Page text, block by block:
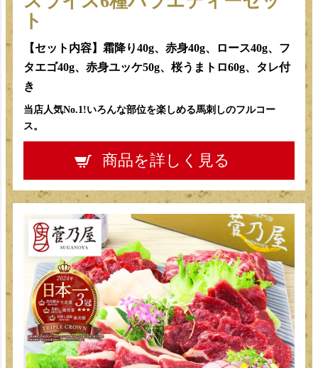
ト
【セット内容】霜降り40g、赤身40g、ロース40g、フ
タエゴ40g、赤身ユッケ50g、桜うまトロ60g、タレ付
き
当店人気No.1!いろんな部位を楽しめる馬刺しのフルコー
ス。
商品を詳しく見る